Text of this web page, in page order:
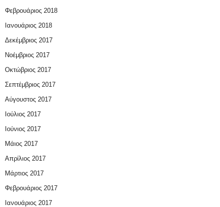
Φεβρουάριος 2018
Ιανουάριος 2018
Δεκέμβριος 2017
Νοέμβριος 2017
Οκτώβριος 2017
Σεπτέμβριος 2017
Αύγουστος 2017
Ιούλιος 2017
Ιούνιος 2017
Μάιος 2017
Απρίλιος 2017
Μάρτιος 2017
Φεβρουάριος 2017
Ιανουάριος 2017